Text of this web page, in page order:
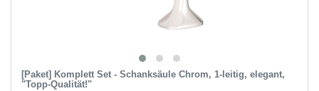
[Paket] Komplett Set - Schanksäule Chrom, 1-leitig, elegant,
"Topp-Qualität!"